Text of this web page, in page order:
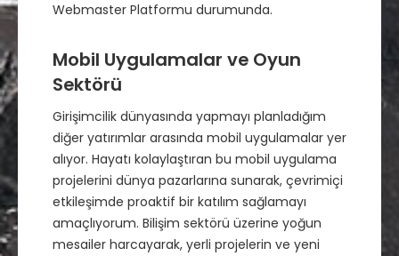
Webmaster Platformu durumunda.
Mobil Uygulamalar ve Oyun
Sektörü
Girişimcilik dünyasında yapmayı planladığım
diğer yatırımlar arasında mobil uygulamalar yer
alıyor. Hayatı kolaylaştıran bu mobil uygulama
projelerini dünya pazarlarına sunarak, çevrimiçi
etkileşimde proaktif bir katılım sağlamayı
amaçlıyorum. Bilişim sektörü üzerine yoğun
mesailer harcayarak, yerli projelerin ve yeni